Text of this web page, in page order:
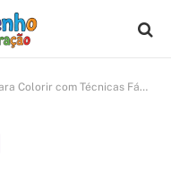
Colorir com Técnicas Fáceis